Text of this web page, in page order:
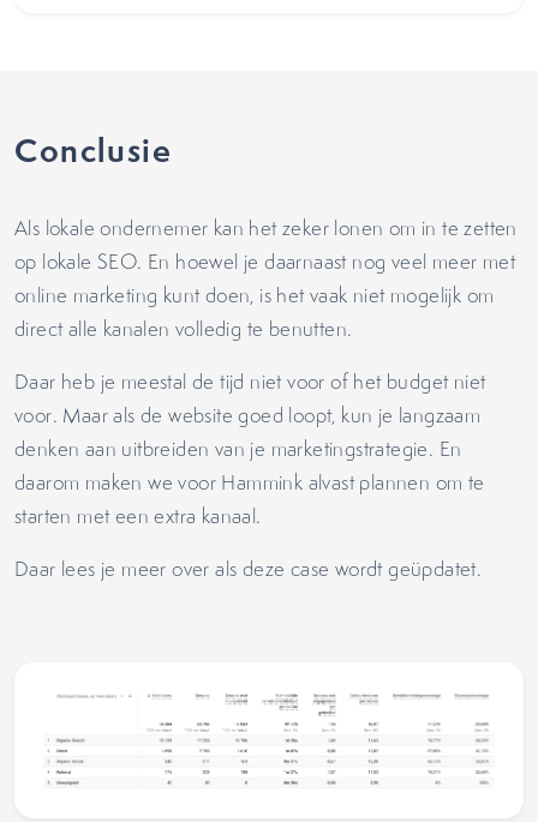
Conclusie
Als lokale ondernemer kan het zeker lonen om in te zetten
op lokale SEO. En hoewel je daarnaast nog veel meer met
online marketing kunt doen, is het vaak niet mogelijk om
direct alle kanalen volledig te benutten.
Daar heb je meestal de tijd niet voor of het budget niet
voor. Maar als de website goed loopt, kun je langzaam
denken aan uitbreiden van je marketingstrategie. En
daarom maken we voor Hammink alvast plannen om te
starten met een extra kanaal.
Daar lees je meer over als deze case wordt geüpdatet.